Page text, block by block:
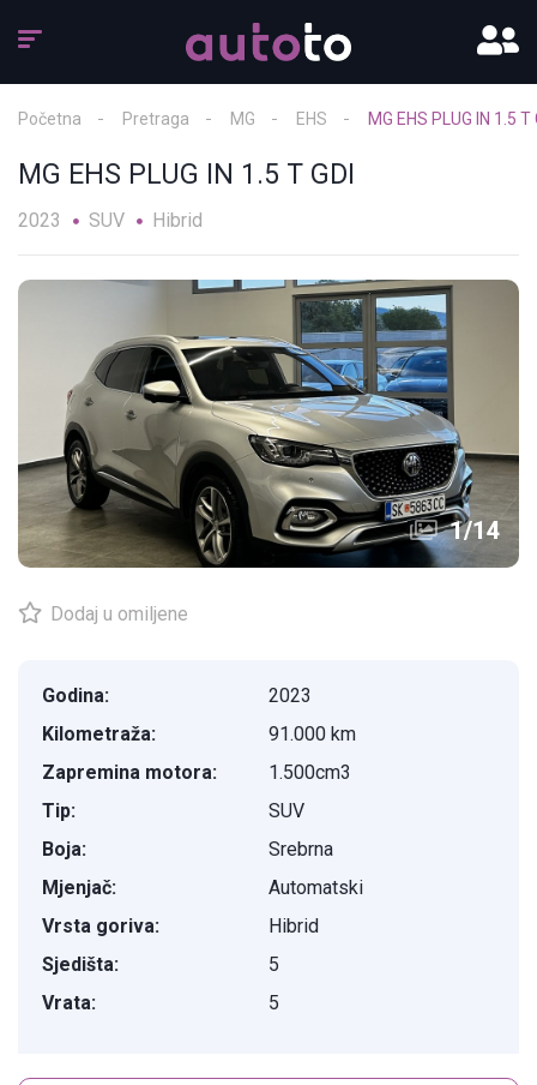
Početna Pretraga MG EHS MG EHS PLUG IN 1.5 T
MG EHS PLUG IN 1.5 T GDI
2023 SUV Hibrid
1/14
Dodaj u omiljene
Godina:
2023
Kilometraža:
91.000 km
Zapremina motora:
1.500cm3
Tip:
SUV
Boja:
Srebrna
Mjenjač:
Automatski
Vrsta goriva:
Hibrid
Sjedišta:
5
Vrata:
5